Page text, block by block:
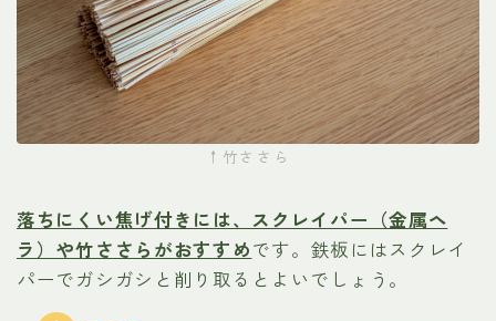
↑竹ささら
落ちにくい焦げ付きには、スクレイパー（金属ヘ
ラ）や竹ささらがおすすめです。鉄板にはスクレイ
パーでガシガシと削り取るとよいでしょう。